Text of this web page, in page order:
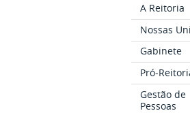
A Reitoria
Nossas
Gabinete
Pró-
Gestão de
Pessoas